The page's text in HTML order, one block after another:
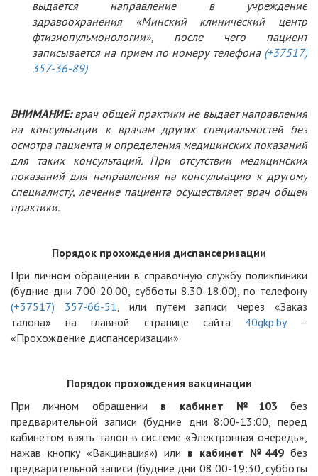
выдается направление в учреждение
здравоохранения «Минский клинический центр
фтизиопульмонологии», после чего пациент
записывается на прием по номеру телефона (+37517)
357-36-89)
ВНИМАНИЕ:врач общей практики не выдает направления
на консультации к врачам других специальностей без
осмотра пациента и определения медицинских показаний
для таких консультаций. При отсутствии медицинских
показаний для направления на консультацию к другому
специалисту, лечение пациента осуществляет врач общей
практики.
Порядок прохождения диспансеризации
При личном обращении в справочную службу поликлиники
(будние дни 7.00-20.00, субботы 8.30-18.00), по телефону
(+37517) 357-66-51, или путем записи через «Заказ
талона» на главной странице сайта 40gkp.by–
«Прохождение диспансеризации»
Порядок прохождения вакцинации
При личном обращении в кабинет №103 без
предварительной записи (будние дни 8:00-13:00, перед
кабинетом взять талон в системе «Электронная очередь»,
нажав кнопку «Вакцинация») или в кабинет №449 без
предварительной записи (будние дни 08:00-19:30, субботы